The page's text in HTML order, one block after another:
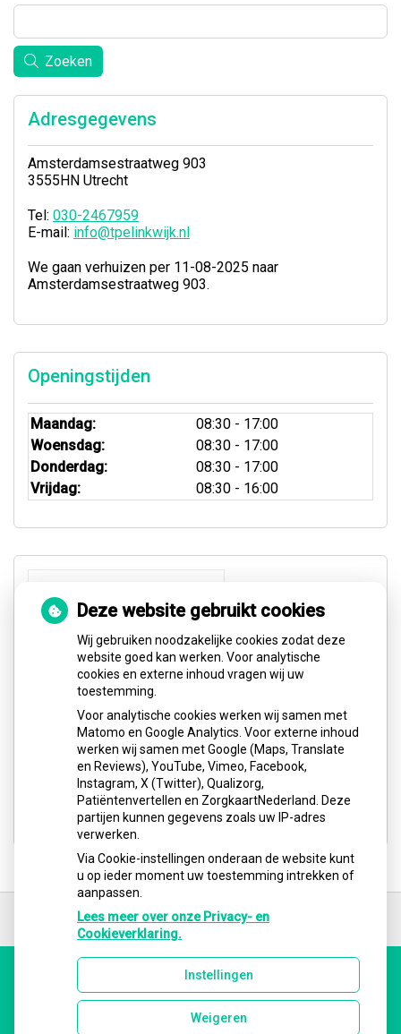
Zoeken
Adresgegevens
Amsterdamsestraatweg 903
3555HN Utrecht
Tel: 030-2467959
E-mail: info@tpelinkwijk.nl
We gaan verhuizen per 11-08-2025 naar
Amsterdamsestraatweg 903.
Openingstijden
Maandag:
08:30 - 17:00
Woensdag:
08:30 - 17:00
Donderdag:
08:30 - 17:00
Vrijdag:
08:30 - 16:00
de
Uw Zorg Online|Beheer
Deze website gebruikt cookies
Wij gebruiken noodzakelijke cookies zodat deze
website goed kan werken. Voor analytische
cookies en externe inhoud vragen wij uw
toestemming.
Voor analytische cookies werken wij samen met
Matomo en Google Analytics. Voor externe inhoud
werken wij samen met Google (Maps, Translate
en Reviews), YouTube, Vimeo, Facebook,
Instagram, X (Twitter), Qualizorg,
Patiëntenvertellen en ZorgkaartNederland. Deze
partijen kunnen gegevens zoals uw IP-adres
verwerken.
Via Cookie-instellingen onderaan de website kunt
u op ieder moment uw toestemming intrekken of
aanpassen.
Lees meer over onze Privacy- en
Cookieverklaring.
Instellingen
Weigeren